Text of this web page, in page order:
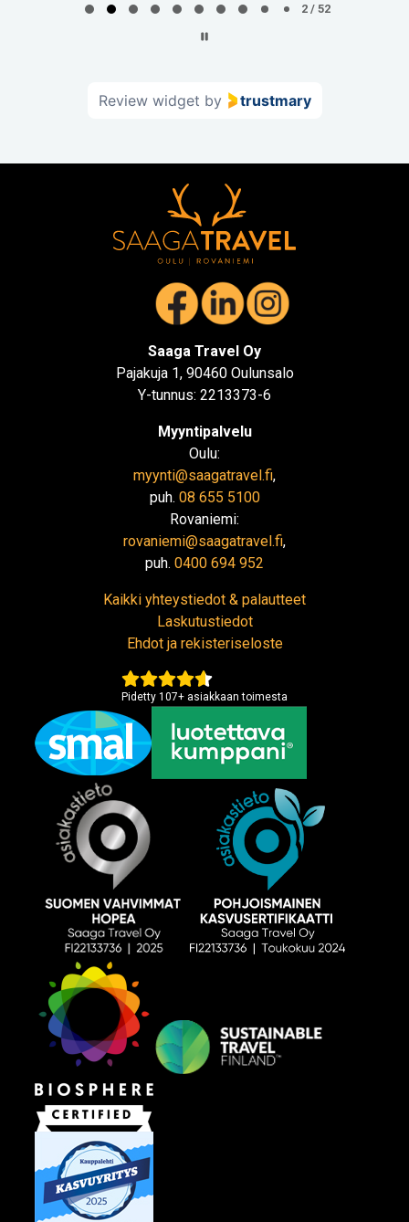
2 / 52
Review widget by trustmary
Saaga Travel Oy
Pajakuja 1, 90460 Oulunsalo
Y-tunnus: 2213373-6
Myyntipalvelu
Oulu:
myynti@saagatravel.fi,
puh. 08 655 5100
Rovaniemi:
rovaniemi@saagatravel.fi,
puh. 0400 694 952
Kaikki yhteystiedot & palautteet
Laskutustiedot
Ehdot ja rekisteriseloste
Pidetty 107+ asiakkaan toimesta